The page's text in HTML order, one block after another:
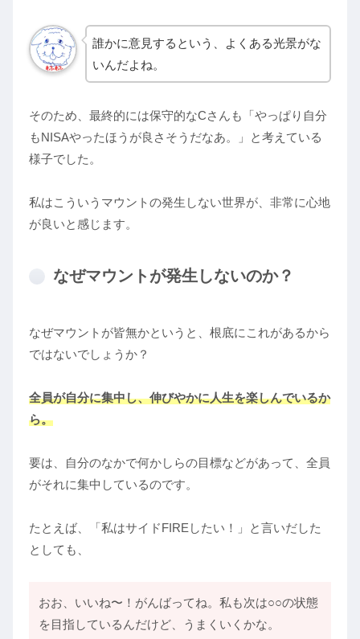
誰かに意見するという、よくある光景がな
いんだよね。
そのため、最終的には保守的なCさんも「やっぱり自分
もNISAやったほうが良さそうだなあ。」と考えている
様子でした。
私はこういうマウントの発生しない世界が、非常に心地
が良いと感じます。
なぜマウントが発生しないのか？
なぜマウントが皆無かというと、根底にこれがあるから
ではないでしょうか？
全員が自分に集中し、伸びやかに人生を楽しんでいるか
ら。
要は、自分のなかで何かしらの目標などがあって、全員
がそれに集中しているのです。
たとえば、「私はサイドFIREしたい！」と言いだした
としても、
おお、いいね〜！がんばってね。私も次は○○の状態
を目指しているんだけど、うまくいくかな。